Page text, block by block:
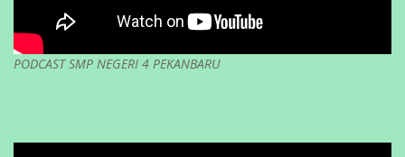
PODCAST SMP NEGERI 4 PEKANBARU